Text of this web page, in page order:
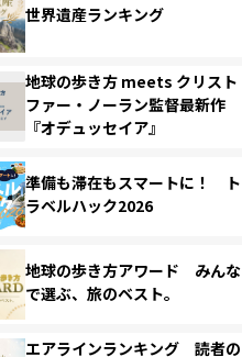
世界遺産ランキング
地球の歩き方 meets クリスト
ファー・ノーラン監督最新作
『オデュッセイア』
準備も滞在もスマートに！ ト
ラベルハック2026
地球の歩き方アワード みんな
で選ぶ、旅のベスト。
エアラインランキング 読者の